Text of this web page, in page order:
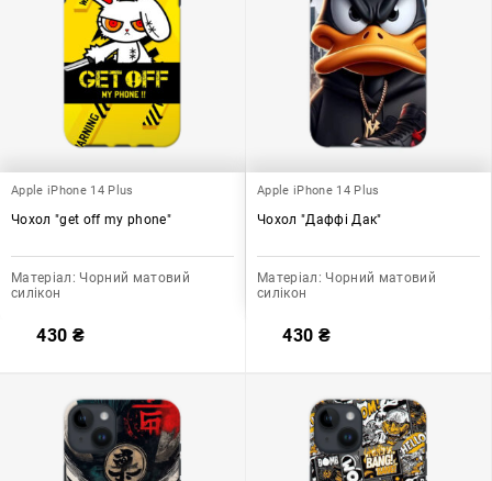
Apple iPhone 14 Plus
Чохол "get off my phone"
Матеріал: Чорний матовий
силікон
430 ₴
Apple iPhone 14 Plus
Чохол "Даффі Дак"
Матеріал: Чорний матовий
силікон
430 ₴